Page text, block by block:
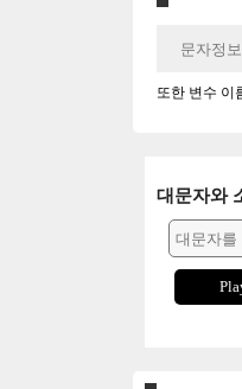
또한 변수 이
대문자와